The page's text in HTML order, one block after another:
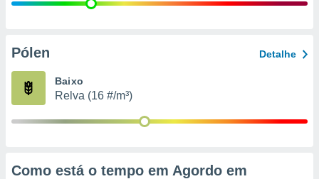
e
Pólen Detalhe
Baixo
Relva (16 #/m³)
Como está o tempo em Agordo em